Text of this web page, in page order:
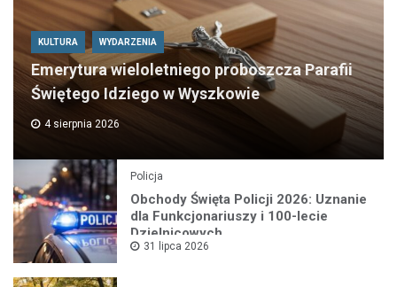
KULTURA WYDARZENIA
Emerytura wieloletniego proboszcza Parafii
Świętego Idziego w Wyszkowie
4 sierpnia 2026
Policja
Obchody Święta Policji 2026: Uznanie
dla Funkcjonariuszy i 100-lecie
Dzielnicowych
31 lipca 2026